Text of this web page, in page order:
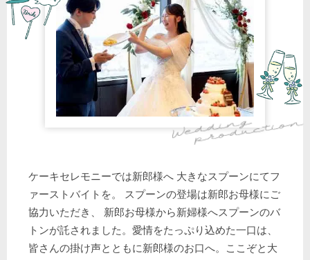
ケーキセレモニーでは新郎様へ 大きなスプーンにてフ
ァーストバイトを。 スプーンの登場は新郎お母様にご
協力いただき、 新郎お母様から新婦様へスプーンのバ
トンが託されました。愛情をたっぷり込めた一口は、
皆さんの掛け声とともに新郎様のお口へ。ここぞと大